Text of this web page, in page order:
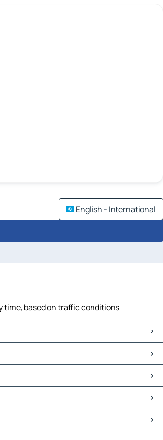
English - International
time, based on traffic conditions